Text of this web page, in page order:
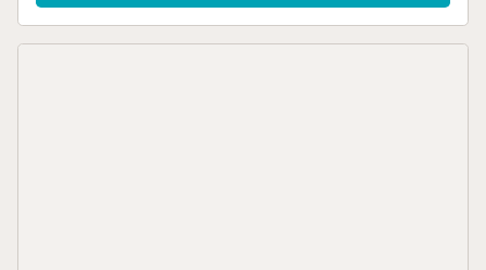
einer großen Veranda und direkt neben dem Essbereich.